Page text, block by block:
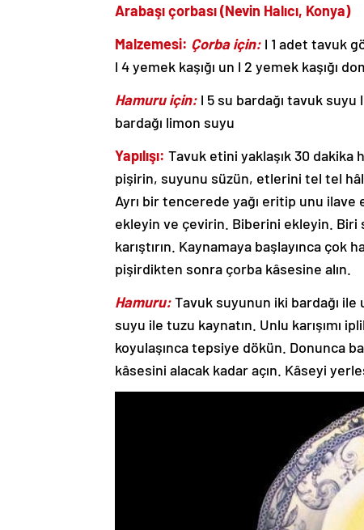
Arabaşı çorbası (Nevin Halıcı, Konya)
Malzemesi: Çorba için: l 1 adet tavuk
l 4 yemek kaşığı un l 2 yemek kaşığı
Hamuru için: l 5 su bardağı tavuk suyu
bardağı limon suyu
Yapılışı: Tavuk etini yaklaşık 30 dakika
pişirin, suyunu süzün, etlerini tel tel
Ayrı bir tencerede yağı eritip unu
ekleyin ve çevirin. Biberini ekleyin. Biri
karıştırın. Kaynamaya başlayınca çok
pişirdikten sonra çorba kâsesine alın.
Hamuru:Tavuk suyunun iki bardağı ile
suyu ile tuzu kaynatın. Unlu karışımı
koyulaşınca tepsiye dökün. Donunca
kâsesini alacak kadar açın. Kâseyi